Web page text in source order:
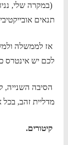
(במקרה שלי,
תנאים
אז לממשלה
לכם יש אינטרס
הסיבה השנייה,
מדליית זהב, בכל
קיטורים.